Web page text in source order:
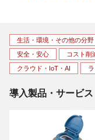
生活・環境・その他の分野
安全・安心
コスト削
クラウド・IoT・AI
導入製品・サービス